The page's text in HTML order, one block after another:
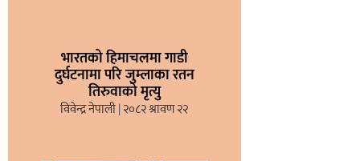
भारतको हिमाचलमा गाडी
दुर्घटनामा परि जुम्लाका रतन
तिरुवाको मृत्यु
विवेन्द्र नेपाली २०८२ श्रावण २२